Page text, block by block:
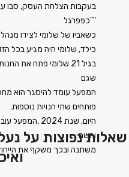
בעקבות הצלחת העסק, סבו
"כפפרגל"
.כשאביו של שלומי לצידו
.כילד, שלומי היה מגיע בכל
בגיל 21 שלומי פתח את
שגם
המפעל עומד להיסגר הוא
.פותחים שתי חנויות נוספות
היום, שנת
והשם
.משתנה ובכך משקף את
שאלות נפוצות על